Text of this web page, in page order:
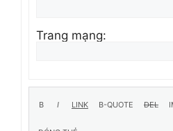
Trang mạng: